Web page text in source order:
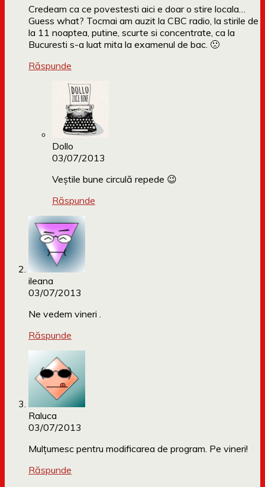
Credeam ca ce povestesti aici e doar o stire locala…
Guess what? Tocmai am auzit la CBC radio, la stirile de
la 11 noaptea, putine, scurte si concentrate, ca la
Bucuresti s-a luat mita la examenul de bac. 🙁
Răspunde
Dollo
03/07/2013
Veștile bune circulă repede 😉
Răspunde
ileana
03/07/2013
Ne vedem vineri .
Răspunde
Raluca
03/07/2013
Mulțumesc pentru modificarea de program. Pe vineri!
Răspunde